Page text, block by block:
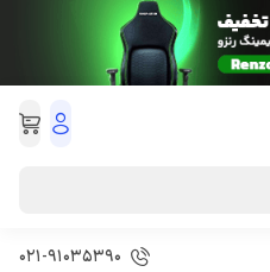
021-91035390